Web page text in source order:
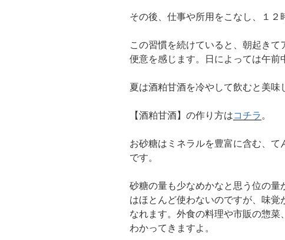
その後、仕事や所用をこなし、１２
この習慣を続けていると、朝起き
便意を感じます。日によっては午前
夏は酒粕甘酒を冷やして飲むと美味
【酒粕甘酒】の作り方はコチラ 。
お砂糖はミネラルを豊富に含む、
です。
砂糖の量も少なめかなと思う位の
はほとんど使わないのですが、味
なれます。外食の料理や市販の惣
わかってきますよ。